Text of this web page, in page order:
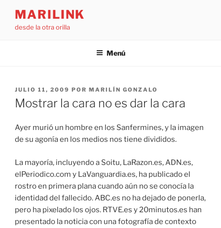
contenido
MARILINK
desde la otra orilla
Menú
PUBLICADO
EL
JULIO 11, 2009 POR MARILÍN GONZALO
Mostrar la cara no es dar la cara
Ayer murió un hombre en los Sanfermines, y la imagen
de su agonía en los medios nos tiene divididos.
La mayoría, incluyendo a Soitu, LaRazon.es, ADN.es,
elPeriodico.com y LaVanguardia.es, ha publicado el
rostro en primera plana cuando aún no se conocía la
identidad del fallecido. ABC.es no ha dejado de ponerla,
pero ha pixelado los ojos. RTVE.es y 20minutos.es han
presentado la noticia con una fotografía de contexto